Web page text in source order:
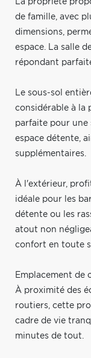
La propriété
de famille, avec
dimensions,
espace. La salle
répondant
Le sous-sol
considérable à la
parfaite pour une
espace détente,
supplémentaires.
À l'extérieur,
idéale pour les
détente ou les
atout non
confort en toute
Emplacement de
À proximité des
routiers, cette
cadre de vie
minutes de tout.